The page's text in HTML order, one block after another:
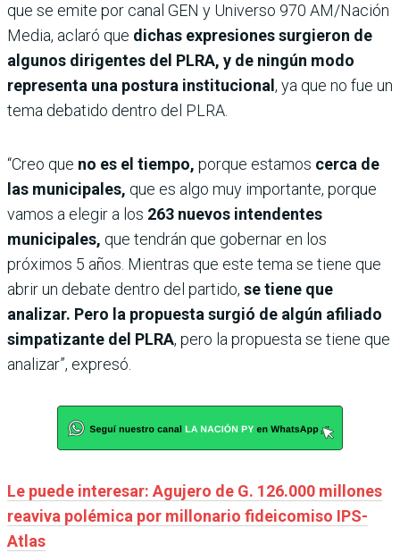
que se emite por canal GEN y Universo 970 AM/Nación
Media, aclaró que dichas expresiones surgieron de
algunos dirigentes del PLRA, y de ningún modo
representa una postura institucional , ya que no fue un
tema debatido dentro del PLRA.
“Creo que no es el tiempo, porque estamos cerca de
las municipales, que es algo muy importante, porque
vamos a elegir a los 263 nuevos intendentes
municipales, que tendrán que gobernar en los
próximos 5 años. Mientras que este tema se tiene que
abrir un debate dentro del partido, se tiene que
analizar. Pero la propuesta surgió de algún afiliado
simpatizante del PLRA, pero la propuesta se tiene que
analizar”, expresó.
Le puede interesar: Agujero de G. 126.000 millones
reaviva polémica por millonario fideicomiso IPS-
Atlas